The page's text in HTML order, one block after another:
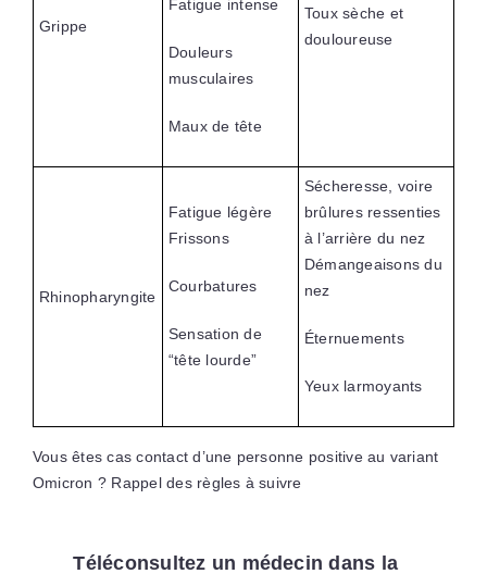
Grippe
Fatigue intense
Douleurs
musculaires
Maux de tête
Toux sèche et
douloureuse
Rhinopharyngite
Fatigue légère
Frissons
Courbatures
Sensation de
“tête lourde”
Sécheresse, voire
brûlures ressenties
à l’arrière du nez
Démangeaisons du
nez
Éternuements
Yeux larmoyants
Vous êtes cas contact d’une personne positive au variant
Omicron ? Rappel des règles à suivre
Téléconsultez un médecin dans la